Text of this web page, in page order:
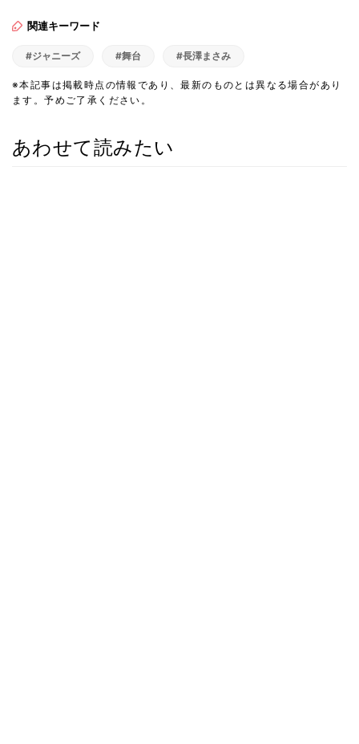
関連キーワード
#ジャニーズ #舞台 #長澤まさみ
※本記事は掲載時点の情報であり、最新のものとは異なる場合があり
ます。予めご了承ください。
あわせて読みたい